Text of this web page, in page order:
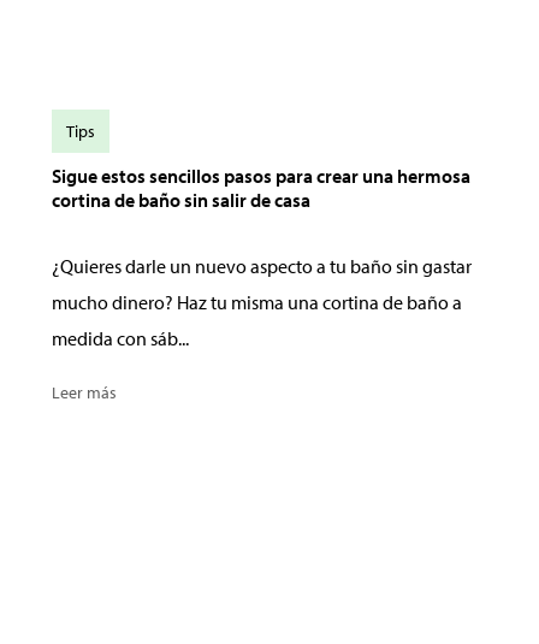
Sigue estos sencillos pasos para crear una hermosa
cortina de baño sin salir de casa
¿Quieres darle un nuevo aspecto a tu baño sin gastar
mucho dinero? Haz tu misma una cortina de baño a
medida con sáb...
Leer más
Tips